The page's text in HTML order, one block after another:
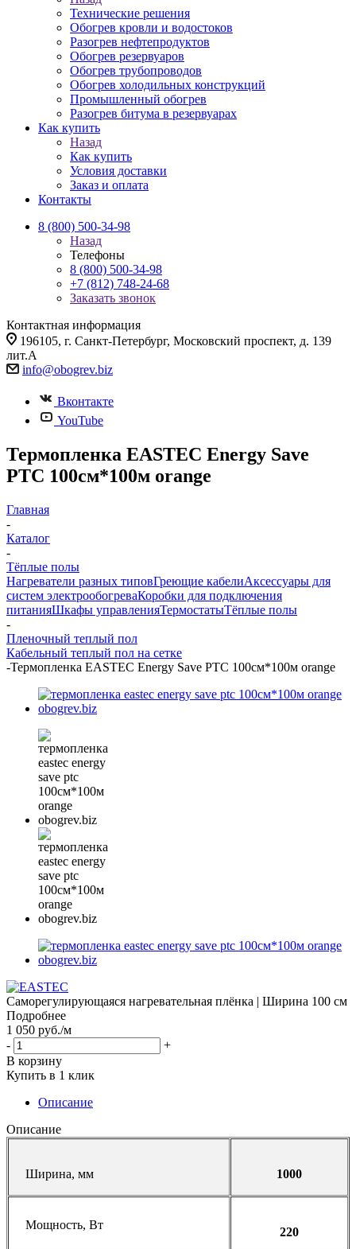
Технические решения
Обогрев кровли и водостоков
Разогрев нефтепродуктов
Обогрев резервуаров
Обогрев трубопроводов
Обогрев холодильных конструкций
Промышленный обогрев
Разогрев битума в резервуарах
Как купить
Назад
Как купить
Условия доставки
Заказ и оплата
Контакты
8 (800) 500-34-98
Назад
Телефоны
8 (800) 500-34-98
+7 (812) 748-24-68
Заказать звонок
Контактная информация
196105, г. Санкт-Петербург, Московский проспект, д. 139
лит.А
info@obogrev.biz
Вконтакте
YouTube
Термопленка EASTEC Energy Save
PTC 100см*100м orange
Главная
-
Каталог
-
Тёплые полы
Нагреватели разных типовГреющие кабелиАксессуары для
систем электрообогреваКоробки для подключения
питанияШкафы управленияТермостатыТёплые полы
-
Пленочный теплый пол
Кабельный теплый пол на сетке
-Термопленка EASTEC Energy Save PTC 100см*100м orange
Саморегулирующаяся нагревательная плёнка | Ширина 100 см
Подробнее
1 050 руб./м
-
+
В корзину
Купить в 1 клик
Описание
Описание
Ширина, мм 1000
Мощность, Вт
220